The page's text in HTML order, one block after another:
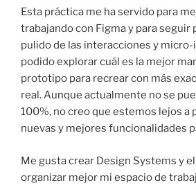
Esta práctica me ha servido para
trabajando con Figma y para seguir
pulido de las interacciones y
podido explorar cuál es la mejor
prototipo para recrear con más
real. Aunque actualmente no se
100%, no creo que estemos lejos a
nuevas y mejores funcionalidades
Me gusta crear Design Systems y
organizar mejor mi espacio de